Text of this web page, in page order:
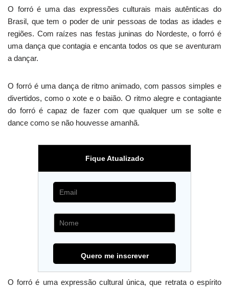
O forró é uma das expressões culturais mais autênticas do
Brasil, que tem o poder de unir pessoas de todas as idades e
regiões. Com raízes nas festas juninas do Nordeste, o forró é
uma dança que contagia e encanta todos os que se aventuram
a dançar.
O forró é uma dança de ritmo animado, com passos simples e
divertidos, como o xote e o baião. O ritmo alegre e contagiante
do forró é capaz de fazer com que qualquer um se solte e
dance como se não houvesse amanhã.
Fique Atualizado
O forró é uma expressão cultural única, que retrata o espírito